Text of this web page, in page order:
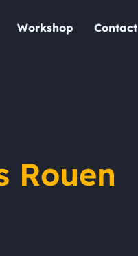
Workshop Contact
Rouen